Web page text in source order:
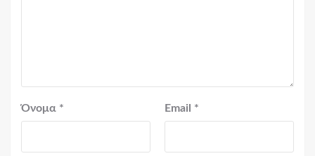
Όνομα * Email *